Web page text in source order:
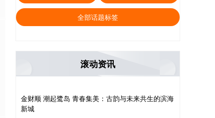
全部话题标签
滚动资讯
金财顺 潮起鹭岛 青春集美：古韵与未来共生的滨海
新城